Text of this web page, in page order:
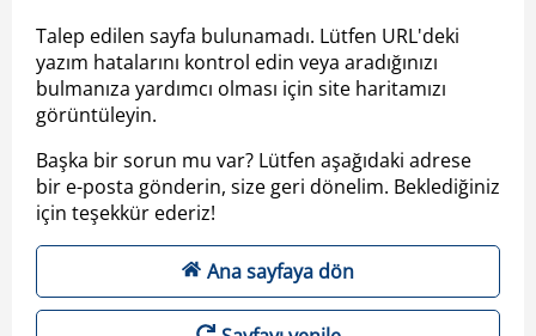
Talep edilen sayfa bulunamadı. Lütfen URL'deki
yazım hatalarını kontrol edin veya aradığınızı
bulmanıza yardımcı olması için site haritamızı
görüntüleyin.
Başka bir sorun mu var? Lütfen aşağıdaki adrese
bir e-posta gönderin, size geri dönelim. Beklediğiniz
için teşekkür ederiz!
Ana sayfaya dön